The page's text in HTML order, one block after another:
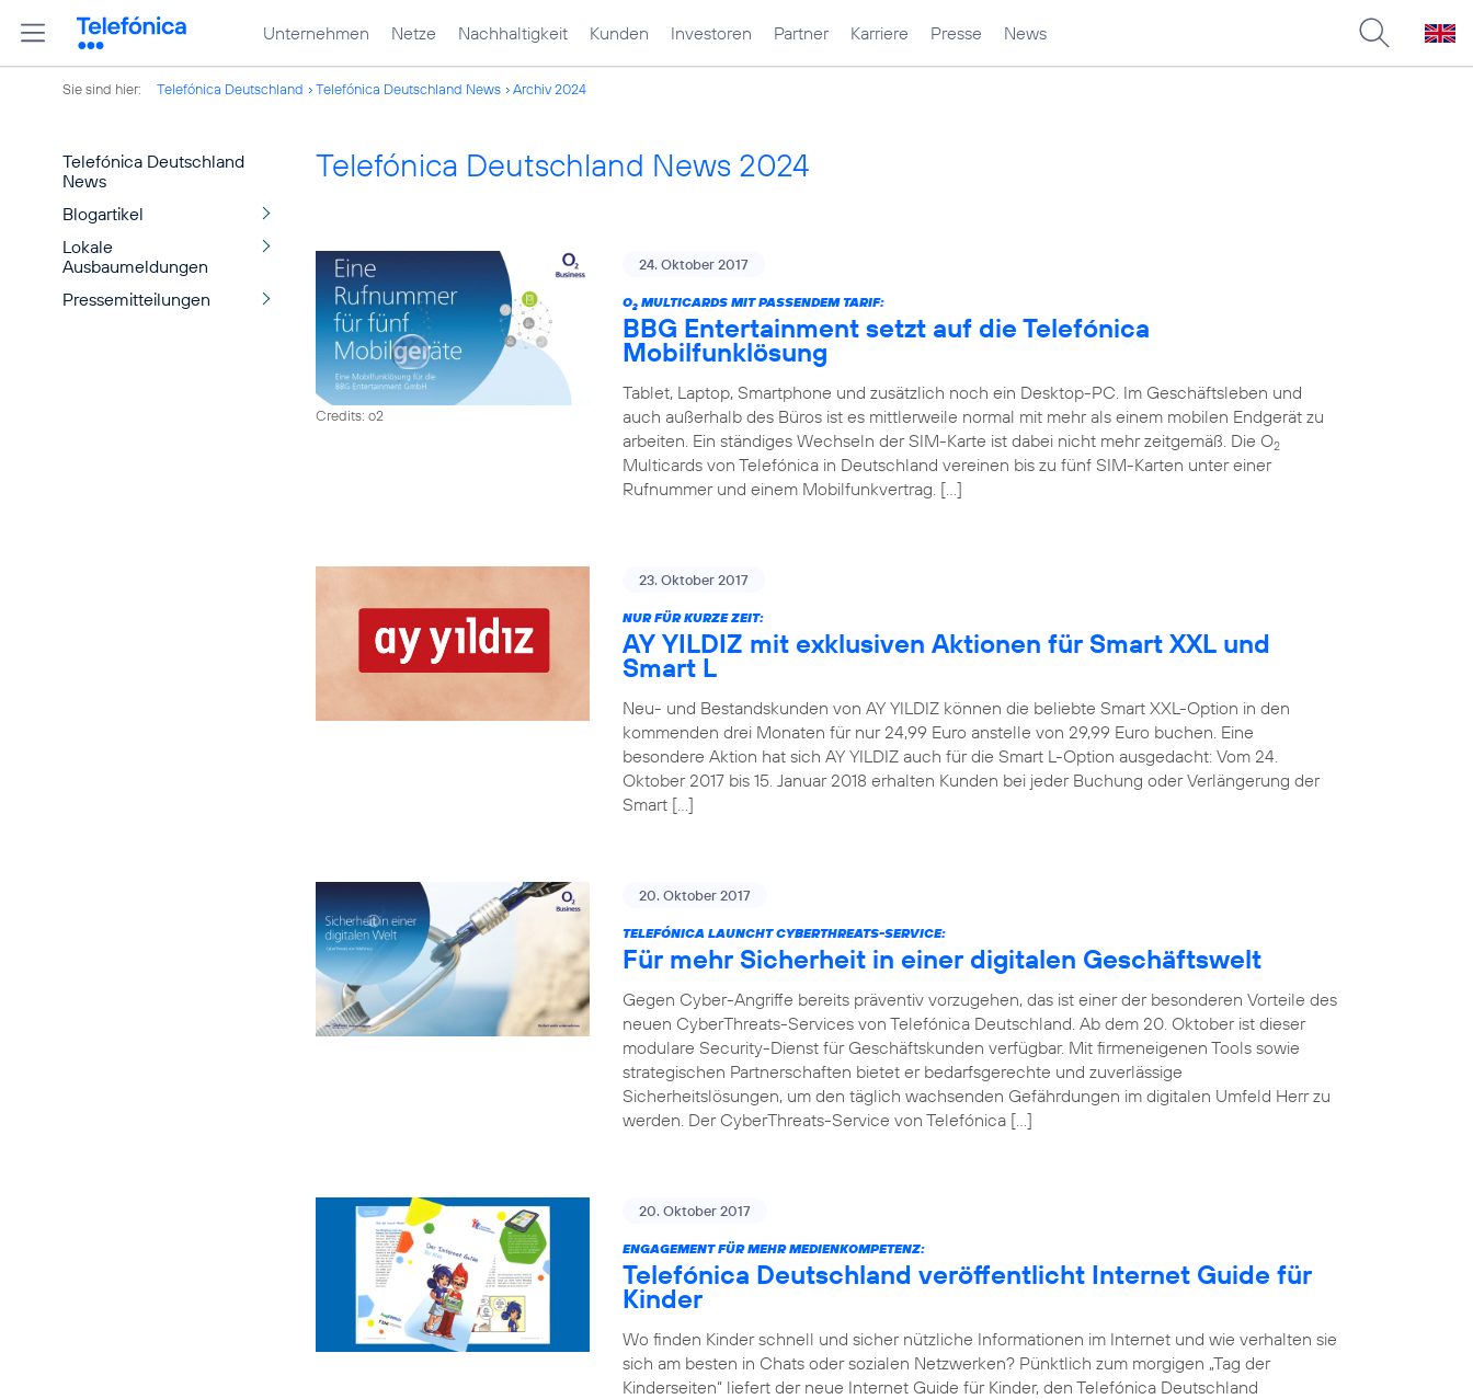
Unternehmen Netze Nachhaltigkeit Kunden Investoren Partner Karriere Presse News
Sie sind hier: Telefónica Deutschland Telefónica Deutschland News Archiv 2024
Telefónica Deutschland
News
Blogartikel
Lokale
Ausbaumeldungen
Pressemitteilungen
Telefónica Deutschland News 2024
Credits: o2
24. Oktober 2017
O2 MULTICARDS MIT PASSENDEM TARIF:
BBG Entertainment setzt auf die Telefónica
Mobilfunklösung
Tablet, Laptop, Smartphone und zusätzlich noch ein Desktop-PC. Im Geschäftsleben und
auch außerhalb des Büros ist es mittlerweile normal mit mehr als einem mobilen Endgerät zu
arbeiten. Ein ständiges Wechseln der SIM-Karte ist dabei nicht mehr zeitgemäß. Die O2
Multicards von Telefónica in Deutschland vereinen bis zu fünf SIM-Karten unter einer
Rufnummer und einem Mobilfunkvertrag. […]
23. Oktober 2017
NUR FÜR KURZE ZEIT:
AY YILDIZ mit exklusiven Aktionen für Smart XXL und
Smart L
Neu- und Bestandskunden von AY YILDIZ können die beliebte Smart XXL-Option in den
kommenden drei Monaten für nur 24,99 Euro anstelle von 29,99 Euro buchen. Eine
besondere Aktion hat sich AY YILDIZ auch für die Smart L-Option ausgedacht: Vom 24.
Oktober 2017 bis 15. Januar 2018 erhalten Kunden bei jeder Buchung oder Verlängerung der
Smart […]
20. Oktober 2017
TELEFÓNICA LAUNCHT CYBERTHREATS-SERVICE:
Für mehr Sicherheit in einer digitalen Geschäftswelt
Gegen Cyber-Angriffe bereits präventiv vorzugehen, das ist einer der besonderen Vorteile des
neuen CyberThreats-Services von Telefónica Deutschland. Ab dem 20. Oktober ist dieser
modulare Security-Dienst für Geschäftskunden verfügbar. Mit firmeneigenen Tools sowie
strategischen Partnerschaften bietet er bedarfsgerechte und zuverlässige
Sicherheitslösungen, um den täglich wachsenden Gefährdungen im digitalen Umfeld Herr zu
werden. Der CyberThreats-Service von Telefónica […]
20. Oktober 2017
ENGAGEMENT FÜR MEHR MEDIENKOMPETENZ:
Telefónica Deutschland veröffentlicht Internet Guide für
Kinder
Wo finden Kinder schnell und sicher nützliche Informationen im Internet und wie verhalten sie
sich am besten in Chats oder sozialen Netzwerken? Pünktlich zum morgigen „Tag der
Kinderseiten“ liefert der neue Internet Guide für Kinder, den Telefónica Deutschland